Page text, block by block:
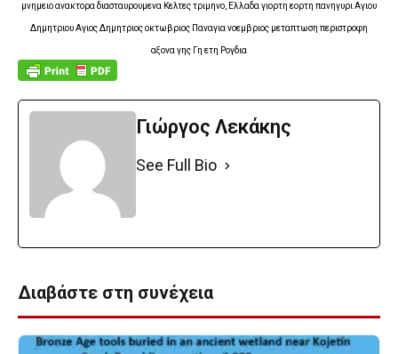
μνημειο ανακτορα διασταυρουμενα Κελτες τριμηνο, Ελλαδα γιορτη εορτη πανηγυρι Αγιου
Δημητριου Αγιος Δημητριος οκτωβριος Παναγια νοεμβριος μεταπτωση περιστροφη
αξονα γης Γη ετη Ρογδια
Γιώργος Λεκάκης
See Full Bio
Διαβάστε στη συνέχεια